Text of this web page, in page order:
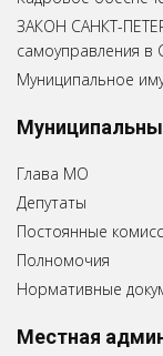
ЗАКОН САНКТ-
самоуправления в
Муниципальное
Глава МО
Депутаты
Постоянные
Полномочия
Нормативные
Местная